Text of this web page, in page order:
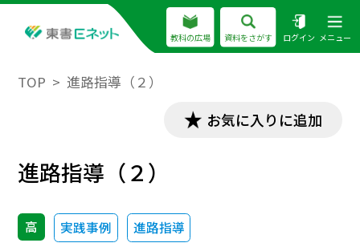
教科の広場 資料をさがす ログイン メニュー
TOP 進路指導（２）
お気に入りに追加
進路指導（２）
高 実践事例 進路指導